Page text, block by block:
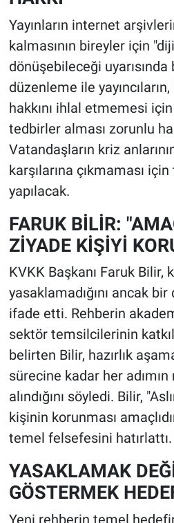
Yayınların internet
kalmasının bireyler için
dönüşebileceği
düzenleme ile
hakkını ihlal etmemesi
tedbirler alması zorunlu
Vatandaşların kriz
karşılarına çıkmaması
yapılacak.
FARUK BİLİR:
ZİYADE KİŞİYİ
KVKK Başkanı Faruk Bilir,
yasaklamadığını ancak bir
ifade etti. Rehberin
sektör temsilcilerinin
belirten Bilir, hazırlık
sürecine kadar her
alındığını söyledi. Bilir,
kişinin korunması
temel felsefesini hatırlattı.
YASAKLAMAK
GÖSTERMEK
Yeni rehberin temel